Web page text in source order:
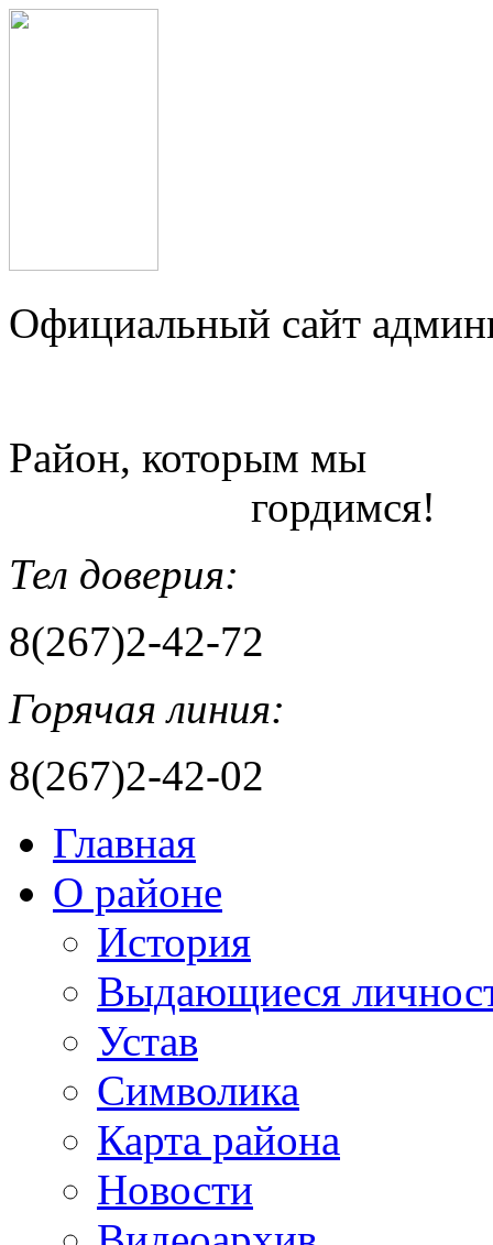
Официальный сайт
Район, которым мы
гордимся!
Тел доверия:
8(267)2-42-72
Горячая линия:
8(267)2-42-02
Главная
О районе
История
Выдающиеся
Устав
Символика
Карта района
Новости